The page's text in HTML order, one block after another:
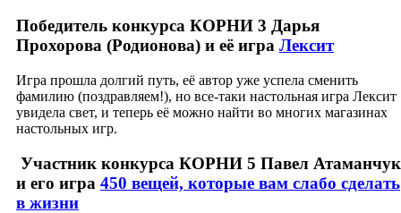
Победитель конкурса КОРНИ 3 Дарья
Прохорова (Родионова) и её игра Лексит
Игра прошла долгий путь, её автор уже успела сменить
фамилию (поздравляем!), но все-таки настольная игра Лексит
увидела свет, и теперь её можно найти во многих магазинах
настольных игр.
Участник конкурса КОРНИ 5 Павел Атаманчук
и его игра 450 вещей, которые вам слабо сделать
в жизни